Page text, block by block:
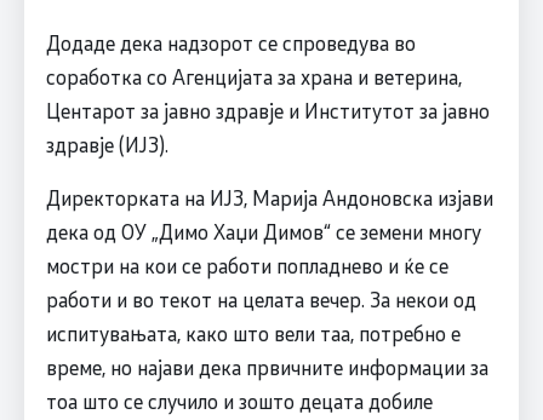
Додаде дека надзорот се спроведува во
соработка со Агенцијата за храна и ветерина,
Центарот за јавно здравје и Институтот за јавно
здравје (ИЈЗ).
Директорката на ИЈЗ, Марија Андоновска изјави
дека од ОУ „Димо Хаџи Димов“ се земени многу
мостри на кои се работи попладнево и ќе се
работи и во текот на целата вечер. За некои од
испитувањата, како што вели таа, потребно е
време, но најави дека првичните информации за
тоа што се случило и зошто децата добиле